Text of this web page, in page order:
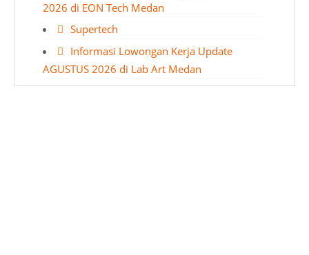
2026 di EON Tech Medan
Supertech
Informasi Lowongan Kerja Update
AGUSTUS 2026 di Lab Art Medan